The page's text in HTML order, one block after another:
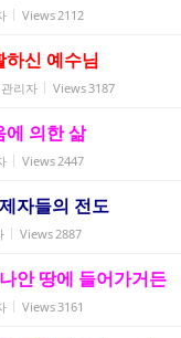
Views2112
신 예수님
관리자 Views3187
의한 삶
Views2447
자들의 전도
Views2887
안 땅에 들어가거든
Views3161